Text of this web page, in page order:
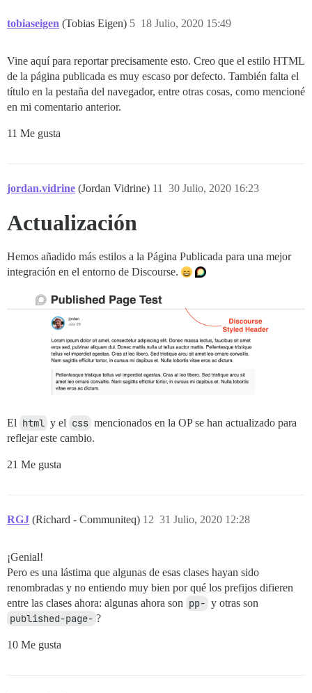
tobiaseigen (Tobias Eigen) 18 Julio, 2020 15:49
5
Vine aquí para reportar precisamente esto. Creo que el estilo HTML
de la página publicada es muy escaso por defecto. También falta el
título en la pestaña del navegador, entre otras cosas, como mencioné
en mi comentario anterior.
11 Me gusta
jordan.vidrine (Jordan Vidrine) 30 Julio, 2020 16:23
11
Actualización
Hemos añadido más estilos a la Página Publicada para una mejor
integración en el entorno de Discourse.
El html y el css mencionados en la OP se han actualizado para
reflejar este cambio.
21 Me gusta
RGJ (Richard - Communiteq) 31 Julio, 2020 12:28
12
¡Genial!
Pero es una lástima que algunas de esas clases hayan sido
renombradas y no entiendo muy bien por qué los prefijos difieren
entre las clases ahora: algunas ahora son pp- y otras son
published-page- ?
10 Me gusta